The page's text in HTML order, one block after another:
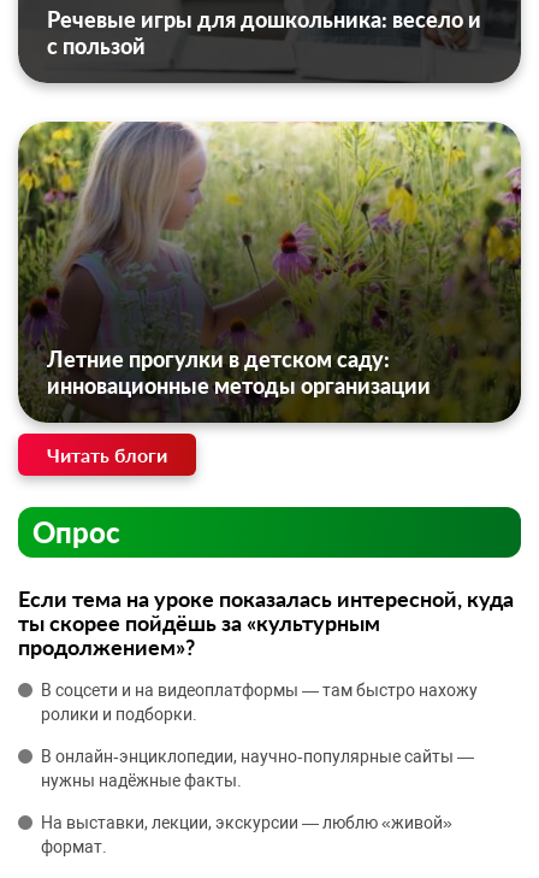
Речевые игры для дошкольника: весело и
с пользой
Летние прогулки в детском саду:
инновационные методы организации
Читать блоги
Опрос
Если тема на уроке показалась интересной, куда
ты скорее пойдёшь за «культурным
продолжением»?
В соцсети и на видеоплатформы — там быстро нахожу
ролики и подборки.
В онлайн‑энциклопедии, научно‑популярные сайты —
нужны надёжные факты.
На выставки, лекции, экскурсии — люблю «живой»
формат.